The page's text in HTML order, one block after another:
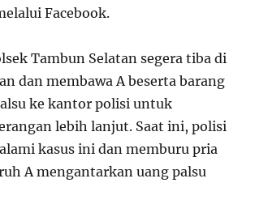
Facebook.
Tambun Selatan segera tiba di
dan membawa A beserta barang
ke kantor polisi untuk
lebih lanjut. Saat ini, polisi
kasus ini dan memburu pria
A mengantarkan uang palsu